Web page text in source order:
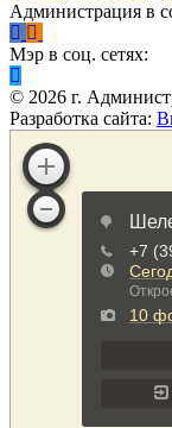
Администрация в
Мэр в соц. сетях:
© 2026 г.
Разработка сайта: